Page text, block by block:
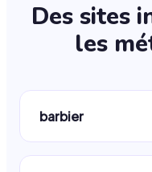
Des sites
les
barbier